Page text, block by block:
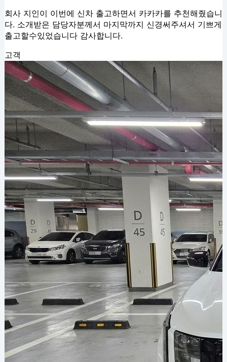
회사 지인이 이번에 신차 출고하면서 카카카를 추천해줬습니
다. 소개받은 담당자분께서 마지막까지 신경써주셔서 기쁘게
출고할수있었습니다 감사합니다.
고객